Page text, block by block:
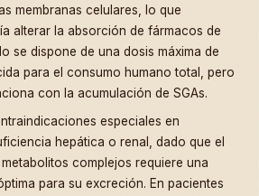
membranas celulares, lo que
alterar la absorción de fármacos de
se dispone de una dosis máxima de
para el consumo humano total, pero
con la acumulación de SGAs.
especiales en
hepática o renal, dado que el
complejos requiere una
para su excreción. En pacientes